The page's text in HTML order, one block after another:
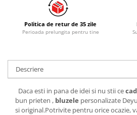
Politica de retur de 35 zile
Perioada prelungita pentru tine
Descriere
Daca esti in pana de idei si nu stii ce
bun prieten , bluzele personalizate
si original.Potrivite pentru orice ocazie,